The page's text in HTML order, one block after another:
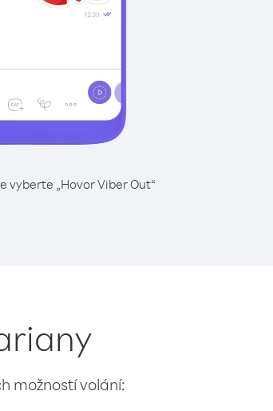
vyberte „Hovor Viber Out“
možností volání: